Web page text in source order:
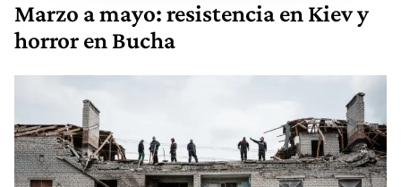
Marzo a mayo: resistencia en Kiev y
horror en Bucha